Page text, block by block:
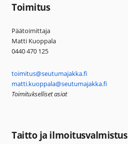
Toimitus
Päätoimittaja
Matti Kuoppala
0440 470 125
toimitus@seutumajakka.fi
matti.kuoppala@seutumajakka.fi
Toimitukselliset asiat
Taitto ja ilmoitusvalmistus